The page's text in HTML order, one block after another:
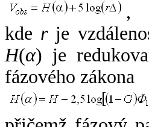
,
kde rje
H(α) je
fázového zákona